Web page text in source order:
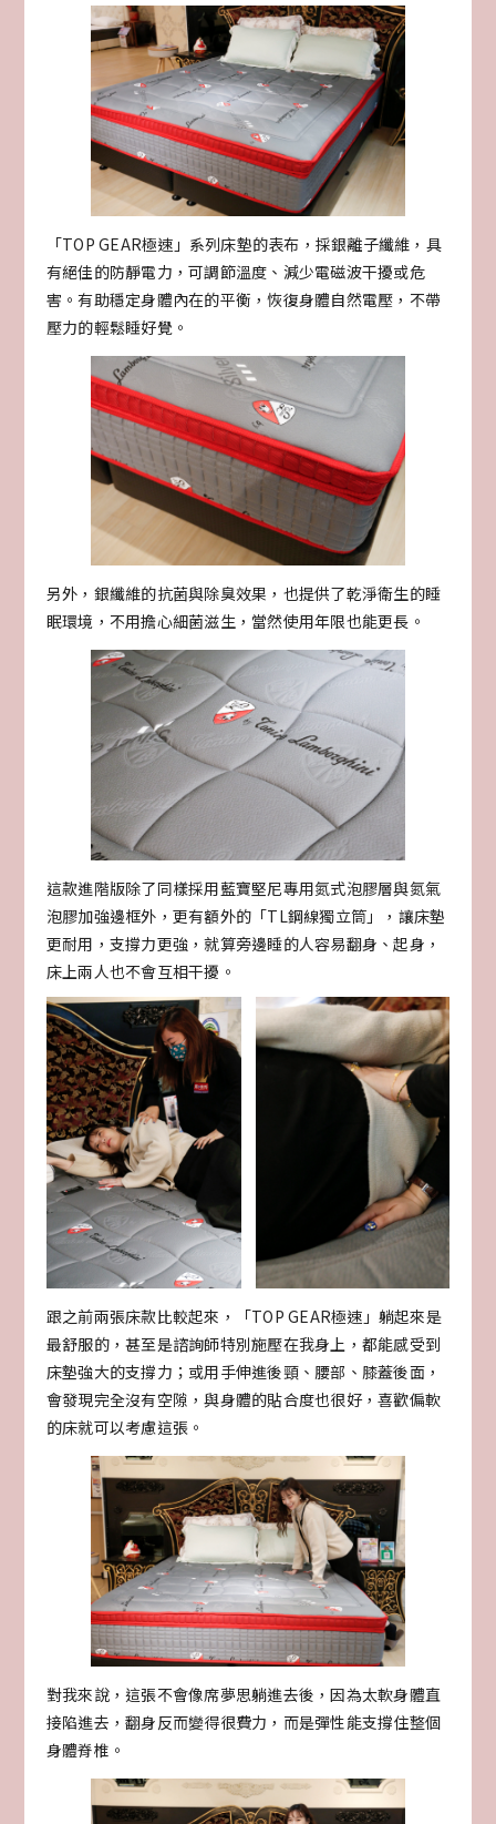
「TOP GEAR極速」系列床墊的表布，採銀離子纖維，具
有絕佳的防靜電力，可調節溫度、減少電磁波干擾或危
害。有助穩定身體內在的平衡，恢復身體自然電壓，不帶
壓力的輕鬆睡好覺。
另外，銀纖維的抗菌與除臭效果，也提供了乾淨衛生的睡
眠環境，不用擔心細菌滋生，當然使用年限也能更長。
這款進階版除了同樣採用藍寶堅尼專用氮式泡膠層與氮氣
泡膠加強邊框外，更有額外的「TL鋼線獨立筒」，讓床墊
更耐用，支撐力更強，就算旁邊睡的人容易翻身、起身，
床上兩人也不會互相干擾。
跟之前兩張床款比較起來，「TOP GEAR極速」躺起來是
最舒服的，甚至是諮詢師特別施壓在我身上，都能感受到
床墊強大的支撐力；或用手伸進後頸、腰部、膝蓋後面，
會發現完全沒有空隙，與身體的貼合度也很好，喜歡偏軟
的床就可以考慮這張。
對我來說，這張不會像席夢思躺進去後，因為太軟身體直
接陷進去，翻身反而變得很費力，而是彈性能支撐住整個
身體脊椎。